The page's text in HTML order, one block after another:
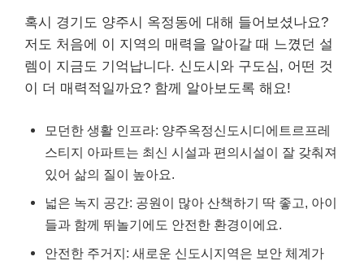
혹시 경기도 양주시 옥정동에 대해 들어보셨나요?
저도 처음에 이 지역의 매력을 알아갈 때 느꼈던 설
렘이 지금도 기억납니다. 신도시와 구도심, 어떤 것
이 더 매력적일까요? 함께 알아보도록 해요!
모던한 생활 인프라: 양주옥정신도시디에트르프레
스티지 아파트는 최신 시설과 편의시설이 잘 갖춰져
있어 삶의 질이 높아요.
넓은 녹지 공간: 공원이 많아 산책하기 딱 좋고, 아이
들과 함께 뛰놀기에도 안전한 환경이에요.
안전한 주거지: 새로운 신도시지역은 보안 체계가